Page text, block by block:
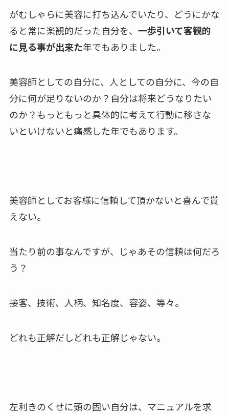
がむしゃらに美容に打ち込んでいたり、どうにかな
ると常に楽観的だった自分を、 一歩引いて客観的
に見る事が出来た年でもありました。
美容師としての自分に、人としての自分に、今の自
分に何が足りないのか？自分は将来どうなりたい
のか？もっともっと具体的に考えて行動に移さな
いといけないと痛感した年でもあります。
美容師としてお客様に信頼して頂かないと喜んで貰
えない。
当たり前の事なんですが、じゃあその信頼は何だろ
う？
接客、技術、人柄、知名度、容姿、等々。
どれも正解だしどれも正解じゃない。
左利きのくせに頭の固い自分は、マニュアルを求